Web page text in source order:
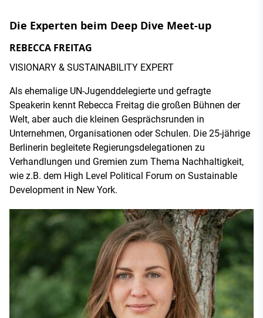
Die Experten beim Deep Dive Meet-up
REBECCA FREITAG
VISIONARY & SUSTAINABILITY EXPERT
Als ehemalige UN-Jugenddelegierte und gefragte
Speakerin kennt Rebecca Freitag die großen Bühnen der
Welt, aber auch die kleinen Gesprächsrunden in
Unternehmen, Organisationen oder Schulen. Die 25-jährige
Berlinerin begleitete Regierungsdelegationen zu
Verhandlungen und Gremien zum Thema Nachhaltigkeit,
wie z.B. dem High Level Political Forum on Sustainable
Development in New York.